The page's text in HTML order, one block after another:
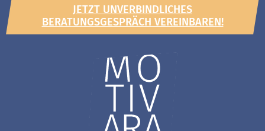
JETZT UNVERBINDLICHES
BERATUNGSGESPRÄCH VEREINBAREN!